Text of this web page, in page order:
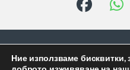
Ние използваме